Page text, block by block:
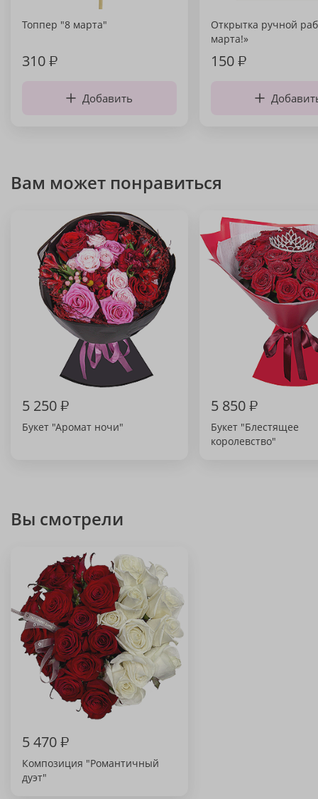
Топпер "8 марта"
310₽
Добавить
Открытка ручной
марта!»
150₽
Вам может понравиться
5 250₽
Букет "Аромат ночи"
5 850₽
Букет "Блестящее
королевство"
Вы смотрели
5 470₽
Композиция "Романтичный
дуэт"